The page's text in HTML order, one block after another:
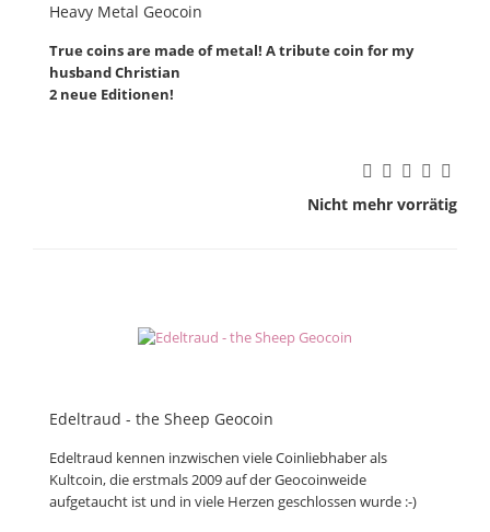
Heavy Metal Geocoin
True coins are made of metal! A tribute coin for my
husband Christian
2 neue Editionen!
Nicht mehr vorrätig
Edeltraud - the Sheep Geocoin
Edeltraud kennen inzwischen viele Coinliebhaber als
Kultcoin, die erstmals 2009 auf der Geocoinweide
aufgetaucht ist und in viele Herzen geschlossen wurde :-)